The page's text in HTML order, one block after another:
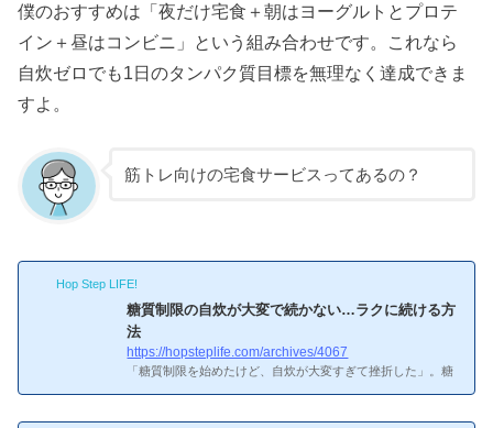
僕のおすすめは「夜だけ宅食＋朝はヨーグルトとプロテ
イン＋昼はコンビニ」という組み合わせです。これなら
自炊ゼロでも1日のタンパク質目標を無理なく達成できま
すよ。
筋トレ向けの宅食サービスってあるの？
Hop Step LIFE!
糖質制限の自炊が大変で続かない…ラクに続ける方
法
https://hopsteplife.com/archives/4067
「糖質制限を始めたけど、自炊が大変すぎて挫折した」。糖